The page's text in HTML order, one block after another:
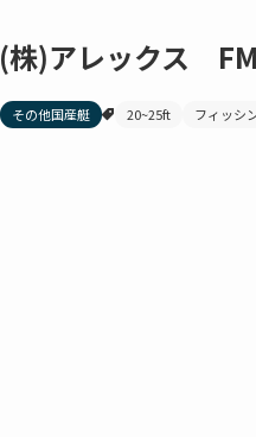
(株)アレックス
その他国産艇 20~25ft フィッシ